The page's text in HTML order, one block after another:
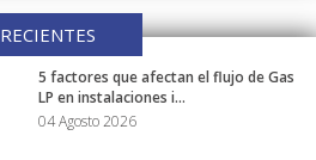
RECIENTES
5 factores que afectan el flujo de Gas
LP en instalaciones i...
04 Agosto 2026